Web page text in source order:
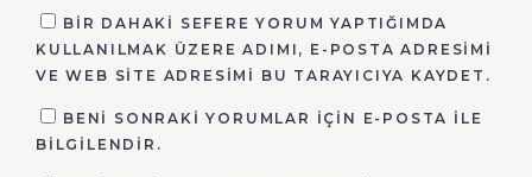
BIR DAHAKI SEFERE YORUM YAPTIĞIMDA
KULLANILMAK ÜZERE ADIMI, E-POSTA ADRESIMI
VE WEB SITE ADRESIMI BU TARAYICIYA KAYDET.
BENI SONRAKI YORUMLAR IÇIN E-POSTA ILE
BILGILENDIR.